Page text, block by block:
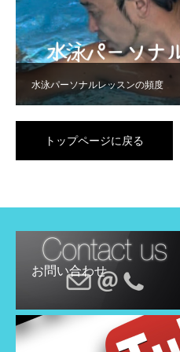
水泳パーソナルレッスンの頻度
トップページに戻る
お問い合わせ